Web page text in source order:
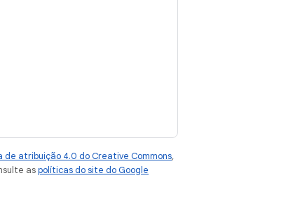
de atribuição 4.0 do Creative Commons,
aspolíticas do site do Google